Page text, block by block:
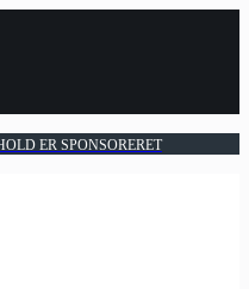
ER SPONSORERET